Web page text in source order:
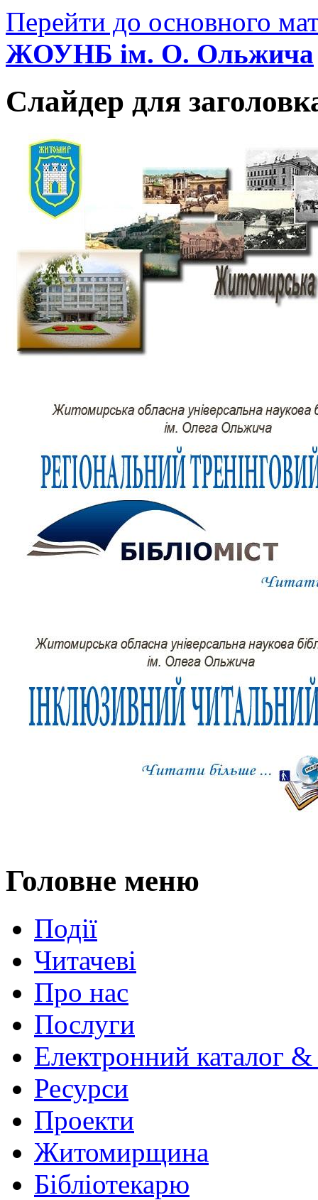
Перейти до основного
ЖОУНБ ім. О. Ольжича
Слайдер для
Головне меню
Події
Читачеві
Про нас
Послуги
Електронний каталог
Ресурси
Проекти
Житомирщина
Бібліотекарю